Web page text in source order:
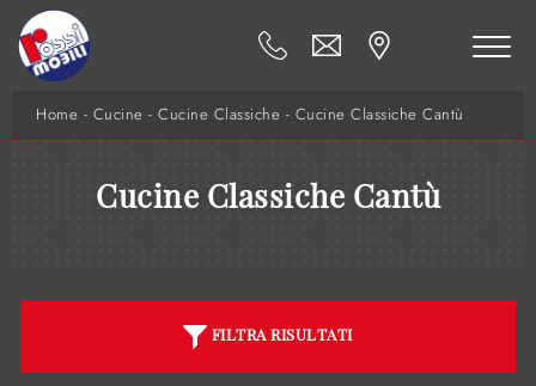
Home - Cucine - Cucine Classiche - Cucine Classiche Cantù
Cucine Classiche Cantù
FILTRA RISULTATI